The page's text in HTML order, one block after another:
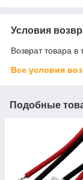
Условия
Возврат товара в
Все условия
Подобные